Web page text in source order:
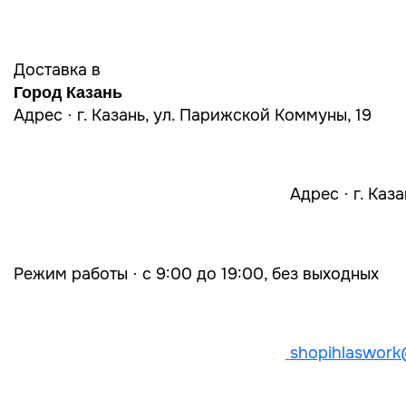
Доставка в
Город Казань
Адрес · г. Казань, ул. Парижской Коммуны, 19
Адрес · г.
Режим работы · с 9:00 до 19:00, без выходных